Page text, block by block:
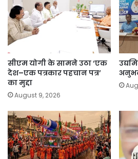
सीएम योगी के सामने उठा ‘एक
देश–एक पत्रकार पहचान पत्र’
का मुद्दा
August 9, 2026